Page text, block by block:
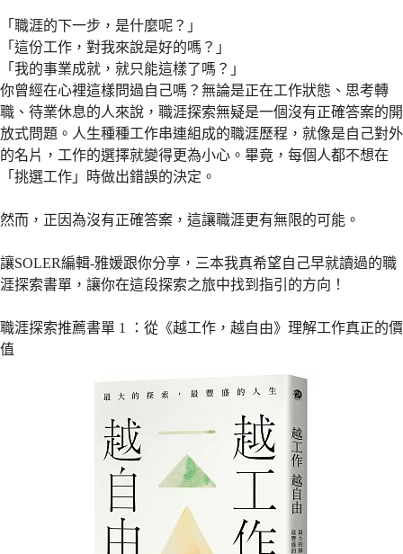
「職涯的下一步，是什麼呢？」
「這份工作，對我來說是好的嗎？」
「我的事業成就，就只能這樣了嗎？」
你曾經在心裡這樣問過自己嗎？無論是正在工作狀態、思考轉
職、待業休息的人來說，職涯探索無疑是一個沒有正確答案的開
放式問題。人生種種工作串連組成的職涯歷程，就像是自己對外
的名片，工作的選擇就變得更為小心。畢竟，每個人都不想在
「挑選工作」時做出錯誤的決定。
然而，正因為沒有正確答案，這讓職涯更有無限的可能。
讓SOLER編輯-雅媛跟你分享，三本我真希望自己早就讀過的職
涯探索書單，讓你在這段探索之旅中找到指引的方向！
職涯探索推薦書單 1 ：從《越工作，越自由》理解工作真正的價
值